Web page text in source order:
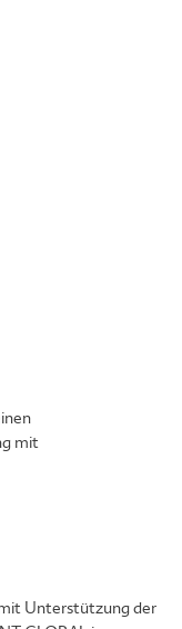
mit
Unterstützung der